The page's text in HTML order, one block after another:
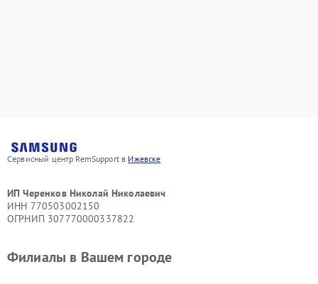
Сервисный центр RemSupport в Ижевске
ИП Черенков Николай Николаевич
ИНН 770503002150
ОГРНИП 307770000337822
Филиалы в Вашем городе